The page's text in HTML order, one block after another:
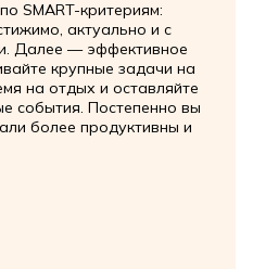
SMART-критериям:
актуально и с
Далее — эффективное
крупные задачи на
на отдых и оставляйте
события. Постепенно вы
более продуктивны и